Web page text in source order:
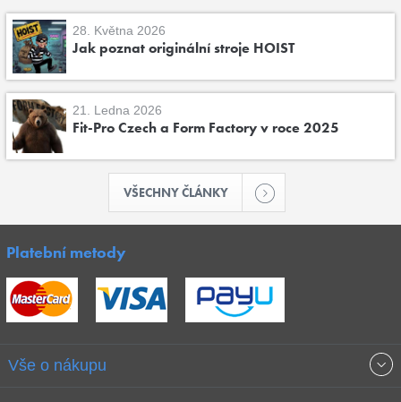
28. Května 2026
Jak poznat originální stroje HOIST
21. Ledna 2026
Fit-Pro Czech a Form Factory v roce 2025
VŠECHNY ČLÁNKY
Platební metody
Vše o nákupu